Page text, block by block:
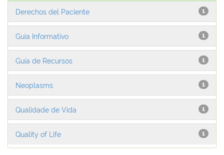
1
Derechos del Paciente
1
Guia Informativo
1
Guía de Recursos
1
Neoplasms
1
Qualidade de Vida
1
Quality of Life